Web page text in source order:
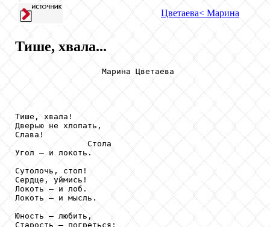
Цветаева< Марина
Тише, хвала...
                  Марина Цветаева
Тише, хвала!
Дверью не хлопать,
Слава!
               Стола
Угол — и локоть.
Сутолочь, стоп!
Сердце, уймись!
Локоть — и лоб.
Локоть — и мысль.
Юность — любить,
Старость — погреться: